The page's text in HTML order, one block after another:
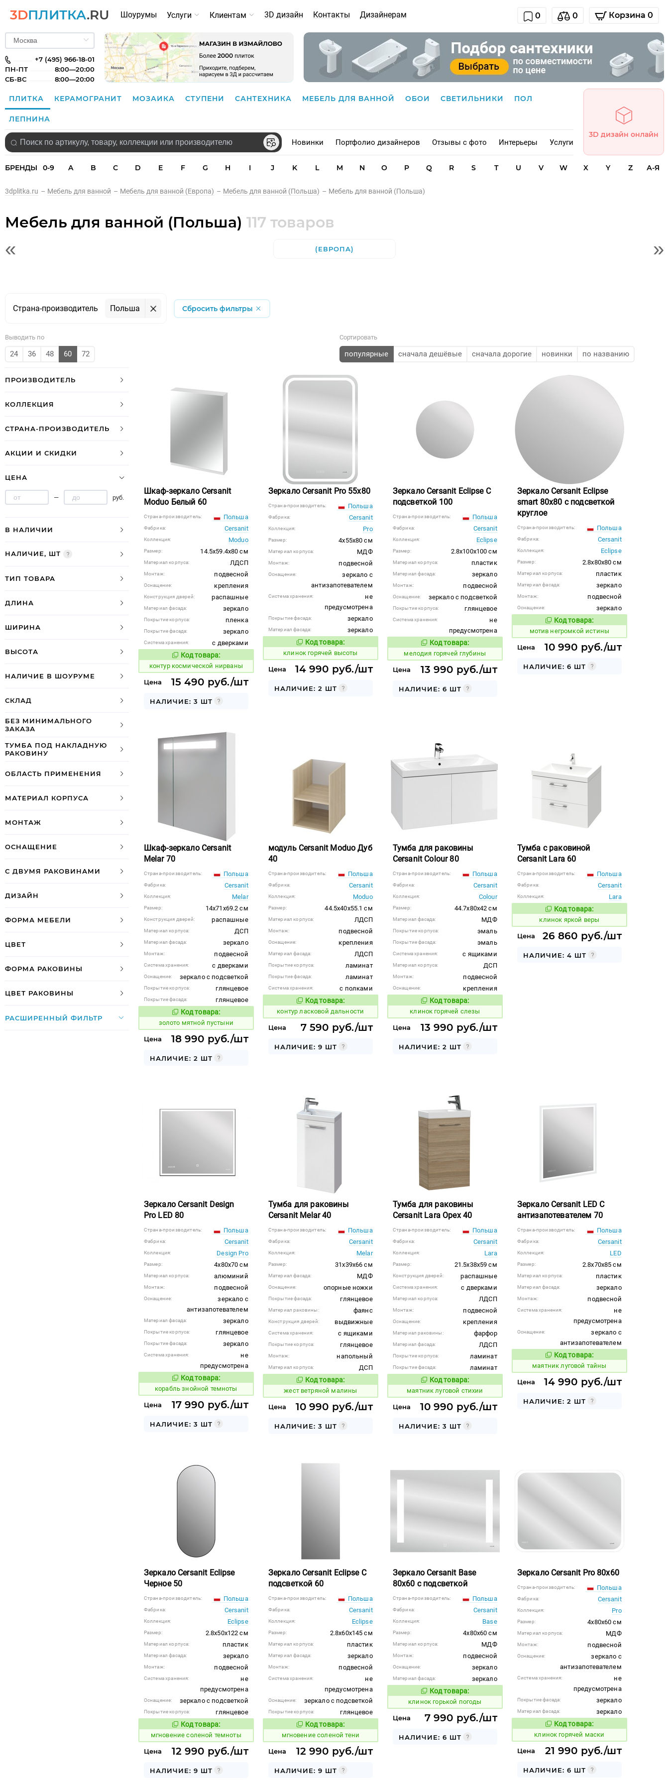
3DПЛИТКА.RU Шоурумы Услуги Клиентам 3D дизайн Контакты Дизайнерам 0 0 Корзина 0
+7 (495) 966-18-01
ПН-ПТ
8:00—20:00
СБ-ВС
8:00—20:00
ПЛИТКА КЕРАМОГРАНИТ МОЗАИКА СТУПЕНИ САНТЕХНИКА МЕБЕЛЬ ДЛЯ ВАННОЙ ОБОИ СВЕТИЛЬНИКИ ПОЛ
ЛЕПНИНА
Новинки Портфолио дизайнеров Отзывы с фото Интерьеры Услуги
3D дизайн онлайн
БРЕНДЫ 0-9 A B C D E F G H I J K L M N O P Q R S T U V W X Y Z А-Я
3dplitka.ru – Мебель для ванной – Мебель для ванной (Европа) – Мебель для ванной (Польша) – Мебель для ванной (Польша)
Мебель для ванной (Польша) 117 товаров
(ЕВРОПА)
« »
Страна-производитель Польша Сбросить фильтры
Выводить по
24 36 48 60 72
Сортировать
популярные сначала дешёвые сначала дорогие новинки по названию
ПРОИЗВОДИТЕЛЬ
КОЛЛЕКЦИЯ
СТРАНА-ПРОИЗВОДИТЕЛЬ
АКЦИИ И СКИДКИ
ЦЕНА
— руб.
В НАЛИЧИИ
НАЛИЧИЕ, ШТ
ТИП ТОВАРА
ДЛИНА
ШИРИНА
ВЫСОТА
НАЛИЧИЕ В ШОУРУМЕ
СКЛАД
БЕЗ МИНИМАЛЬНОГО
ЗАКАЗА
ТУМБА ПОД НАКЛАДНУЮ
РАКОВИНУ
ОБЛАСТЬ ПРИМЕНЕНИЯ
МАТЕРИАЛ КОРПУСА
МОНТАЖ
ОСНАЩЕНИЕ
С ДВУМЯ РАКОВИНАМИ
ДИЗАЙН
ФОРМА МЕБЕЛИ
ЦВЕТ
ФОРМА РАКОВИНЫ
ЦВЕТ РАКОВИНЫ
РАСШИРЕННЫЙ ФИЛЬТР
Шкаф-зеркало Cersanit
Moduo Белый 60
Страна-производитель: Польша
Фабрика: Cersanit
Коллекция: Moduo
Размер: 14.5x59.4x80 см
Материал корпуса: ЛДСП
Монтаж: подвесной
Оснащение: крепления
Конструкция дверей: распашные
Материал фасада: зеркало
Покрытие корпуса: пленка
Покрытие фасада: зеркало
Система хранения:
с дверками
Код товара:
754934Код товара:
контур космической нирваны
Цена 15 490 руб./шт
НАЛИЧИЕ: 3 ШТ
Зеркало Cersanit Pro 55х80
Страна-производитель: Польша
Фабрика: Cersanit
Коллекция: Pro
Размер: 4x55x80 см
Материал корпуса: МДФ
Монтаж: подвесной
Оснащение:
зеркало с
антизапотевателем
Система хранения:
не
предусмотрена
Покрытие фасада: зеркало
Материал фасада:
зеркало
Код товара:
643257 Код товара:
клинок горячей высоты
Цена 14 990 руб./шт
НАЛИЧИЕ: 2 ШТ
Зеркало Cersanit Eclipse С
подсветкой 100
Страна-производитель: Польша
Фабрика: Cersanit
Коллекция: Eclipse
Размер: 2.8x100x100 см
Материал корпуса: пластик
Материал фасада: зеркало
Монтаж: подвесной
Оснащение: зеркало с подсветкой
Покрытие корпуса: глянцевое
Система хранения:
не
предусмотрена
Код товара:
955767 Код товара:
мелодия горячей глубины
Цена 13 990 руб./шт
НАЛИЧИЕ: 6 ШТ
Зеркало Cersanit Eclipse
smart 80x80 с подсветкой
круглое
Страна-производитель: Польша
Фабрика: Cersanit
Коллекция: Eclipse
Размер: 2.8x80x80 см
Материал корпуса: пластик
Материал фасада: зеркало
Монтаж: подвесной
Оснащение:
зеркало
Код товара:
1046286Код товара:
мотив негромкой истины
Цена 10 990 руб./шт
НАЛИЧИЕ: 6 ШТ
Шкаф-зеркало Cersanit
Melar 70
Страна-производитель: Польша
Фабрика: Cersanit
Коллекция: Melar
Размер: 14x71x69.2 см
Конструкция дверей: распашные
Материал корпуса: ДСП
Материал фасада: зеркало
Монтаж: подвесной
Система хранения: с дверками
Оснащение: зеркало с подсветкой
Покрытие корпуса: глянцевое
Покрытие фасада:
глянцевое
Код товара:
523450 Код товара:
золото мятной пустыни
Цена 18 990 руб./шт
НАЛИЧИЕ: 2 ШТ
модуль Cersanit Moduo Дуб
40
Страна-производитель: Польша
Фабрика: Cersanit
Коллекция: Moduo
Размер: 44.5x40x55.1 см
Материал корпуса: ЛДСП
Монтаж: подвесной
Оснащение: крепления
Материал фасада: ЛДСП
Покрытие корпуса: ламинат
Покрытие фасада: ламинат
Система хранения:
с полками
Код товара:
755371 Код товара:
контур ласковой дальности
Цена 7 590 руб./шт
НАЛИЧИЕ: 9 ШТ
Тумба для раковины
Cersanit Colour 80
Страна-производитель: Польша
Фабрика: Cersanit
Коллекция: Colour
Размер: 44.7x80x42 см
Материал фасада: МДФ
Покрытие корпуса: эмаль
Покрытие фасада: эмаль
Система хранения: с ящиками
Материал корпуса: ДСП
Монтаж: подвесной
Оснащение:
крепления
Код товара:
643346 Код товара:
клинок горячей слезы
Цена 13 990 руб./шт
НАЛИЧИЕ: 2 ШТ
Тумба с раковиной
Cersanit Lara 60
Страна-производитель: Польша
Фабрика: Cersanit
Коллекция:
Lara
Код товара:
647633 Код товара:
клинок яркой веры
Цена 26 860 руб./шт
НАЛИЧИЕ: 4 ШТ
Зеркало Cersanit Design
Pro LED 80
Страна-производитель: Польша
Фабрика: Cersanit
Коллекция: Design Pro
Размер: 4x80x70 см
Материал корпуса: алюминий
Монтаж: подвесной
Оснащение:
зеркало с
антизапотевателем
Материал фасада: зеркало
Покрытие корпуса: глянцевое
Покрытие фасада: зеркало
Система хранения:
не
предусмотрена
Код товара:
769727 Код товара:
корабль знойной темноты
Цена 17 990 руб./шт
НАЛИЧИЕ: 3 ШТ
Тумба для раковины
Cersanit Melar 40
Страна-производитель: Польша
Фабрика: Cersanit
Коллекция: Melar
Размер: 31x39x66 см
Материал фасада: МДФ
Оснащение: опорные ножки
Покрытие фасада: глянцевое
Материал раковины: фаянс
Конструкция дверей: выдвижные
Система хранения: с ящиками
Покрытие корпуса: глянцевое
Монтаж: напольный
Материал корпуса:
ДСП
Код товара:
376421 Код товара:
жест ветряной малины
Цена 10 990 руб./шт
НАЛИЧИЕ: 3 ШТ
Тумба для раковины
Cersanit Lara Орех 40
Страна-производитель: Польша
Фабрика: Cersanit
Коллекция: Lara
Размер: 21.5x38x59 см
Конструкция дверей: распашные
Система хранения: с дверками
Материал корпуса: ЛДСП
Монтаж: подвесной
Оснащение: крепления
Материал раковины: фарфор
Материал фасада: ЛДСП
Покрытие корпуса: ламинат
Покрытие фасада:
ламинат
Код товара:
928098Код товара:
маятник луговой стихии
Цена 10 990 руб./шт
НАЛИЧИЕ: 3 ШТ
Зеркало Cersanit LED С
антизапотевателем 70
Страна-производитель: Польша
Фабрика: Cersanit
Коллекция: LED
Размер: 2.8x70x85 см
Материал корпуса: пластик
Материал фасада: зеркало
Монтаж: подвесной
Система хранения:
не
предусмотрена
Оснащение:
зеркало с
антизапотевателем
Код товара:
928101 Код товара:
маятник луговой тайны
Цена 14 990 руб./шт
НАЛИЧИЕ: 2 ШТ
Зеркало Cersanit Eclipse
Черное 50
Страна-производитель: Польша
Фабрика: Cersanit
Коллекция: Eclipse
Размер: 2.8x50x122 см
Материал корпуса: пластик
Материал фасада: зеркало
Монтаж: подвесной
Система хранения:
не
предусмотрена
Оснащение: зеркало с подсветкой
Покрытие корпуса:
глянцевое
Код товара:
949227 Код товара:
мгновение соленой темноты
Цена 12 990 руб./шт
НАЛИЧИЕ: 9 ШТ
Зеркало Cersanit Eclipse С
подсветкой 60
Страна-производитель: Польша
Фабрика: Cersanit
Коллекция: Eclipse
Размер: 2.8x60x145 см
Материал корпуса: пластик
Материал фасада: зеркало
Монтаж: подвесной
Система хранения:
не
предусмотрена
Оснащение: зеркало с подсветкой
Покрытие корпуса:
глянцевое
Код товара:
949228 Код товара:
мгновение соленой тени
Цена 12 990 руб./шт
НАЛИЧИЕ: 9 ШТ
Зеркало Cersanit Base
80х60 с подсветкой
Страна-производитель: Польша
Фабрика: Cersanit
Коллекция: Base
Размер: 4x80x60 см
Материал корпуса: МДФ
Монтаж: подвесной
Оснащение: зеркало
Материал фасада:
зеркало
Код товара:
643196 Код товара:
клинок горькой погоды
Цена 7 990 руб./шт
НАЛИЧИЕ: 6 ШТ
Зеркало Cersanit Pro 80х60
Страна-производитель: Польша
Фабрика: Cersanit
Коллекция: Pro
Размер: 4x80x60 см
Материал корпуса: МДФ
Монтаж: подвесной
Оснащение:
зеркало с
антизапотевателем
Система хранения:
не
предусмотрена
Покрытие фасада: зеркало
Материал фасада:
зеркало
Код товара:
643297 Код товара:
клинок горячей маски
Цена 21 990 руб./шт
НАЛИЧИЕ: 6 ШТ